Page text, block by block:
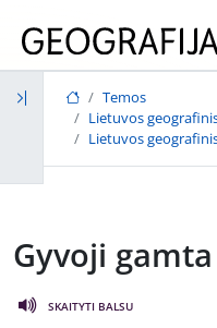
Temos
Lietuvos
Lietuvos
Gyvoji gamta
SKAITYTI BALSU